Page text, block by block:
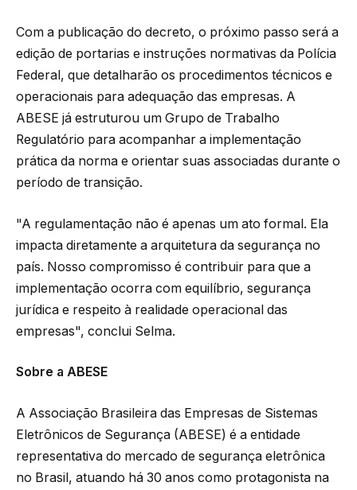
Com a publicação do decreto, o próximo passo será a
edição de portarias e instruções normativas da Polícia
Federal, que detalharão os procedimentos técnicos e
operacionais para adequação das empresas. A
ABESE já estruturou um Grupo de Trabalho
Regulatório para acompanhar a implementação
prática da norma e orientar suas associadas durante o
período de transição.
"A regulamentação não é apenas um ato formal. Ela
impacta diretamente a arquitetura da segurança no
país. Nosso compromisso é contribuir para que a
implementação ocorra com equilíbrio, segurança
jurídica e respeito à realidade operacional das
empresas", conclui Selma.
Sobre a ABESE
A Associação Brasileira das Empresas de Sistemas
Eletrônicos de Segurança (ABESE) é a entidade
representativa do mercado de segurança eletrônica
no Brasil, atuando há 30 anos como protagonista na